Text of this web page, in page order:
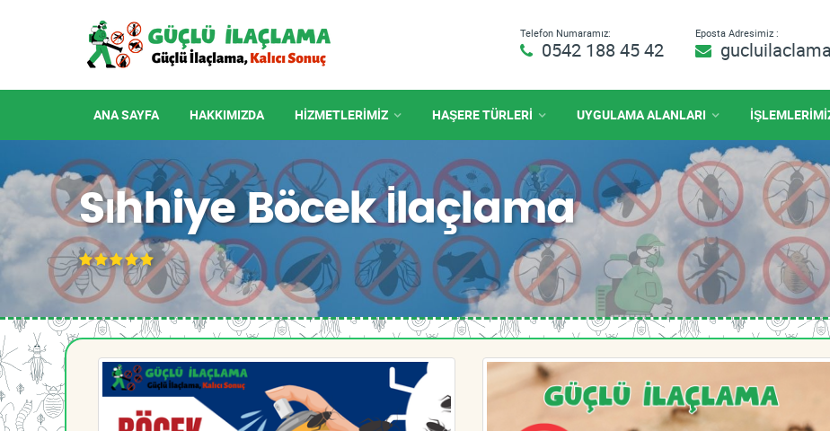
Telefon Numaramız:
0542 188 45 42
Eposta Adresimiz :
ANA SAYFA HAKKIMIZDA HIZMETLERIMIZ HAŞERE TÜRLERİ UYGULAMA ALANLARI
Sıhhiye Böcek İlaçlama